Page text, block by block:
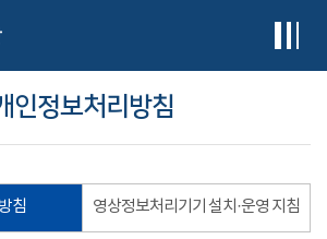
인정보처리방침
침 영상정보처리기기 설치·운영 지침